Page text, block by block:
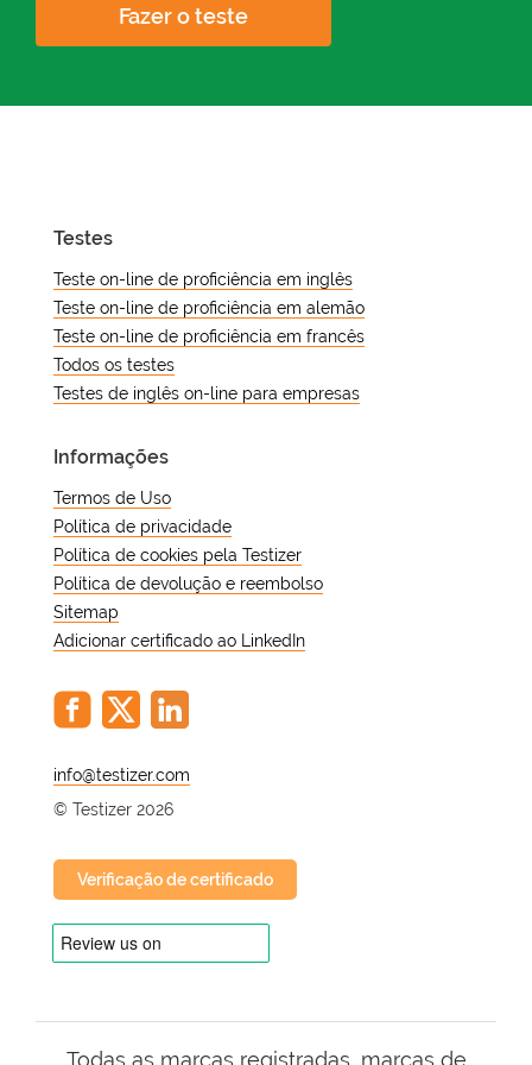
Fazer o teste
Testes
Teste on-line de proficiência em inglês
Teste on-line de proficiência em alemão
Teste on-line de proficiência em francês
Todos os testes
Testes de inglês on-line para empresas
Informações
Termos de Uso
Política de privacidade
Política de cookies pela Testizer
Política de devolução e reembolso
Sitemap
Adicionar certificado ao LinkedIn
@
© Testizer 2026
Verificação de certificado
Todas as marcas registradas, marcas de